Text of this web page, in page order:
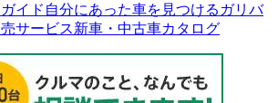
イド 自分にあった車を見つける ガリバ
サービス新車・中古車カタログ